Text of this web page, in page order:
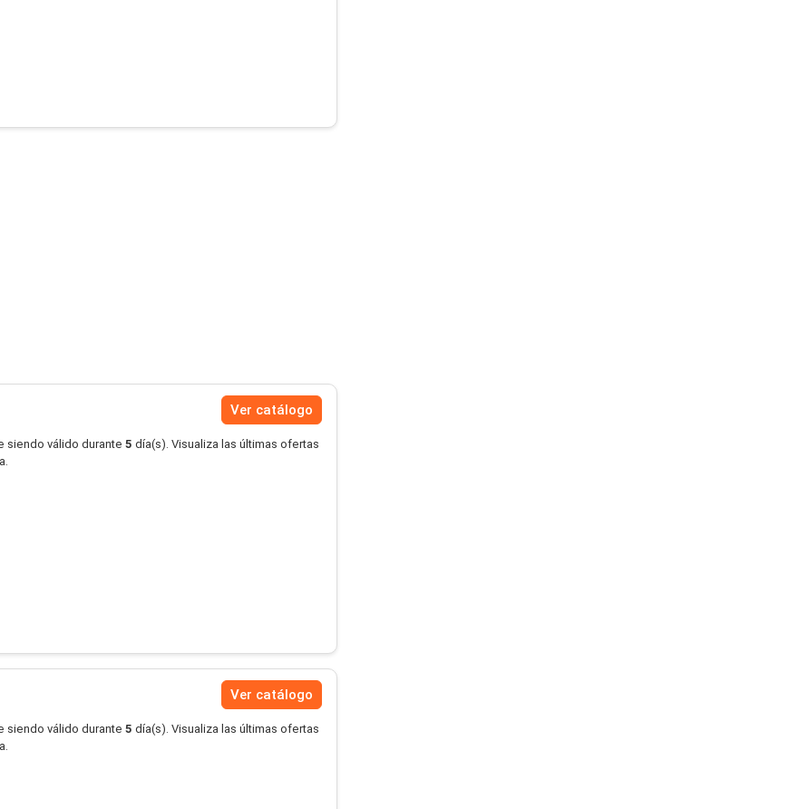
Ver catálogo
siendo válido durante 5 día(s). Visualiza las últimas ofertas
Ver catálogo
siendo válido durante 5 día(s). Visualiza las últimas ofertas